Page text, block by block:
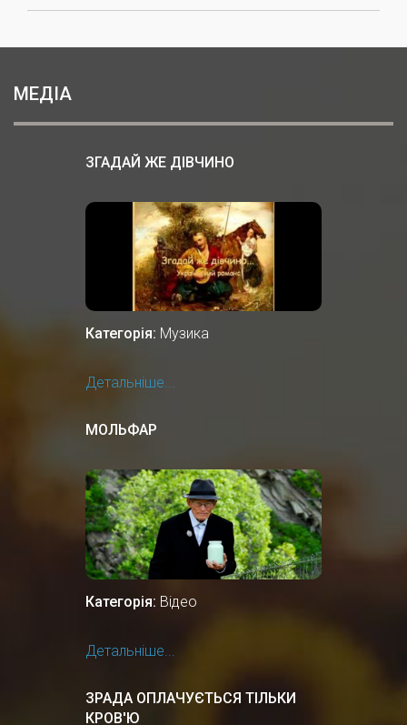
МЕДІА
ЗГАДАЙ ЖЕ ДІВЧИНО
Категорія: Музика
Детальніше...
МОЛЬФАР
Категорія: Відео
Детальніше...
ЗРАДА ОПЛАЧУЄТЬСЯ ТІЛЬКИ
КРОВ'Ю